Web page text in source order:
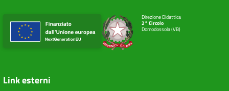
Direzione Didattica
2° Circolo
Domodossola (VB)
Link esterni